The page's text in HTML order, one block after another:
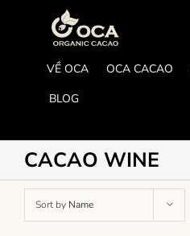
VỀ OCA OCA CACAO
BLOG
CACAO WINE
Sort by Name